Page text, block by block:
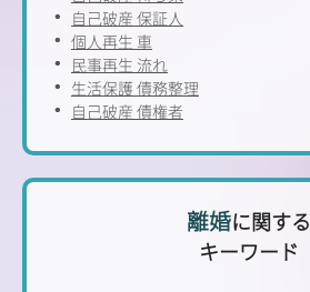
自己破産 保証人
個人再生 車
民事再生 流れ
生活保護 債務整理
自己破産 債権者
離婚に関する
キーワード